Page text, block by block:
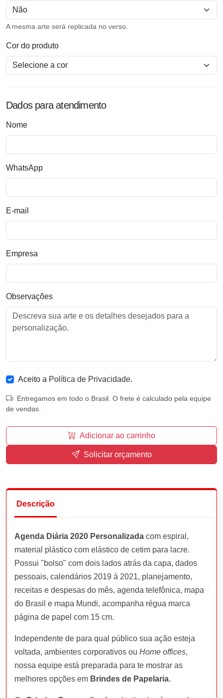
A mesma arte será replicada no verso.
Cor do produto
Dados para atendimento
Nome
WhatsApp
E-mail
Empresa
Observações
Aceito a Política de Privacidade.
Entregamos em todo o Brasil. O frete é calculado pela equipe
de vendas.
Adicionar ao carrinho
Solicitar orçamento
Descrição
Agenda Diária 2020 Personalizada com espiral,
material plástico com elástico de cetim para lacre.
Possui "bolso" com dois lados atrás da capa, dados
pessoais, calendários 2019 à 2021, planejamento,
receitas e despesas do mês, agenda telefônica, mapa
do Brasil e mapa Mundi, acompanha régua marca
página de papel com 15 cm.
Independente de para qual público sua ação esteja
voltada, ambientes corporativos ou Home offices,
nossa equipe está preparada para te mostrar as
melhores opções em Brindes de Papelaria.